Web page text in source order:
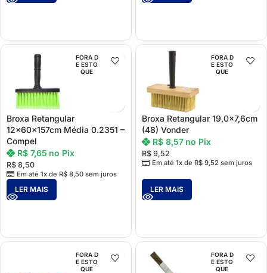
FORA D
E ESTO
QUE
Broxa Retangular
12x60x157cm Média 0.2351 –
Compel
R$ 8,50
Em até 1x de R$8,50sem juros
R$7,65 no Pix
LER MAIS
FORA D
E ESTO
QUE
Broxa Retangular 19,0×7,6cm
(48) Vonder
R$ 9,52
Em até 1x de R$9,52sem juros
R$8,57 no Pix
LER MAIS
FORA D
E ESTO
QUE
FORA D
E ESTO
QUE